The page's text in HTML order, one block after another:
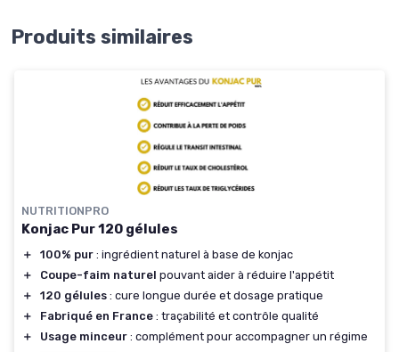
Produits similaires
NUTRITIONPRO
Konjac Pur 120 gélules
＋ 100% pur : ingrédient naturel à base de konjac
＋
Coupe-faim naturel pouvant aider à réduire l'appétit
＋
120 gélules : cure longue durée et dosage pratique
＋
Fabriqué en France : traçabilité et contrôle qualité
＋
Usage minceur : complément pour accompagner un régime